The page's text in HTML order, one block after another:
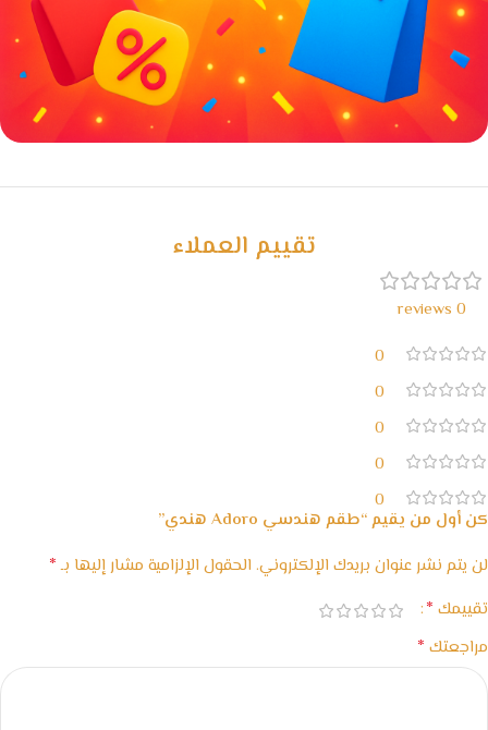
خصومات كبيرة
تقييم العملاء
0 reviews
0
0
0
0
0
كن أول من يقيم “طقم هندسي Adoro هندي”
لن يتم نشر عنوان بريدك الإلكتروني. الحقول الإلزامية مشار إليها بـ*
تقييمك *
مراجعتك *